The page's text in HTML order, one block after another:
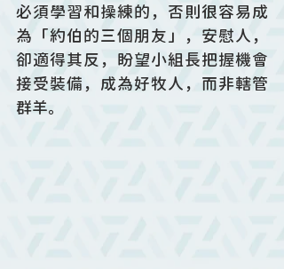
必須學習和操練的，否則很容易成
為「約伯的三個朋友」，安慰人，
卻適得其反，盼望小組長把握機會
接受裝備，成為好牧人，而非轄管
群羊。